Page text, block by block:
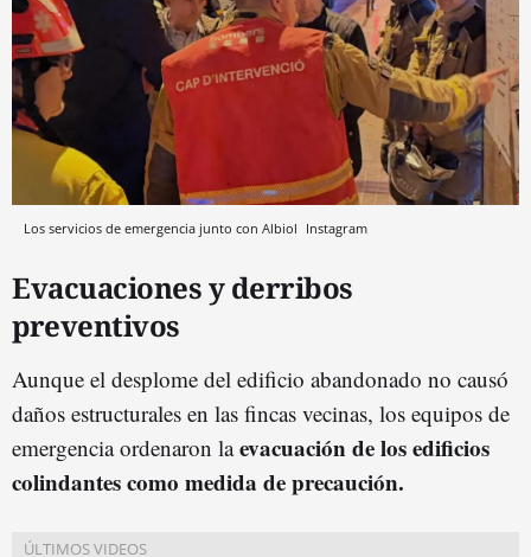
Los servicios de emergencia junto con Albiol Instagram
Evacuaciones y derribos
preventivos
Aunque el desplome del edificio abandonado no causó
daños estructurales en las fincas vecinas, los equipos de
emergencia ordenaron laevacuación de los edificios
colindantes como medida de precaución.